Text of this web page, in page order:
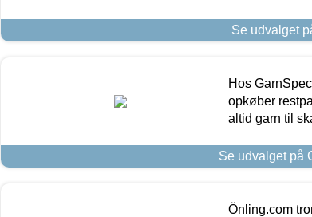
Se udvalget
Hos
opkøber
altid garn til
Se udvalget på
Önling.com